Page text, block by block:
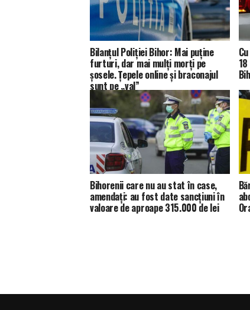
Bilanțul Poliției Bihor: Mai puține
furturi, dar mai mulți morți pe
șosele. Țepele online și braconajul
sunt pe „val”
Bihorenii care nu au stat în case,
amendați: au fost date sancțiuni în
valoare de aproape 315.000 de lei